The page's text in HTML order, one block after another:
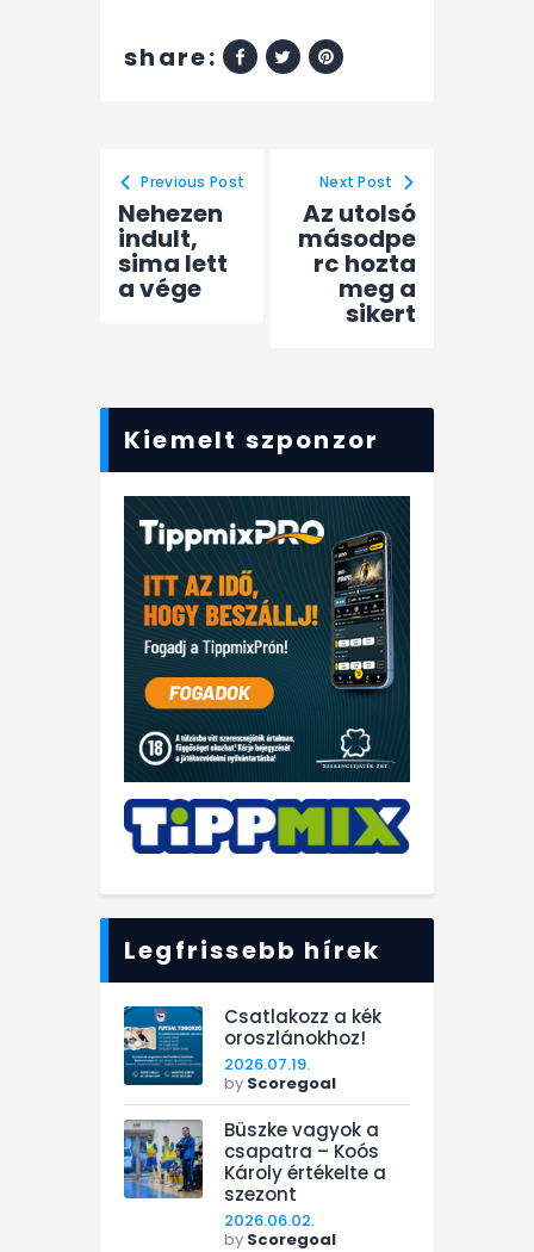
share:
Previous Post
Nehezen
indult,
sima lett
a vége
Next Post
Az utolsó
másodpe
rc hozta
meg a
sikert
Kiemelt szponzor
Legfrissebb hírek
Csatlakozz a kék
oroszlánokhoz!
2026.07.19.
by Scoregoal
Büszke vagyok a
csapatra – Koós
Károly értékelte a
szezont
2026.06.02.
by Scoregoal